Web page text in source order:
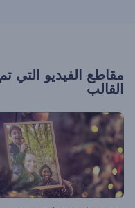
مقاطع الفيديو التي
القالب